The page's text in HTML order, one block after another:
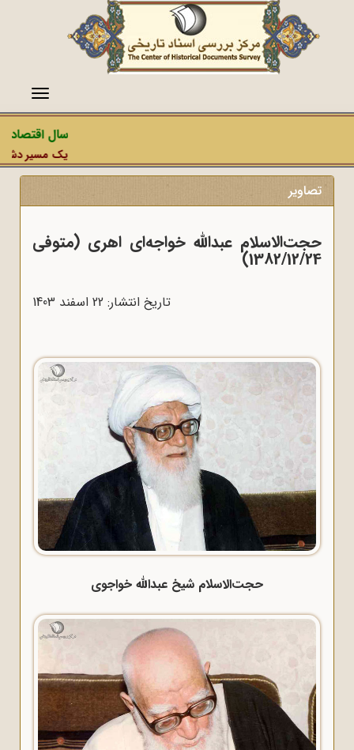
منو
سال اقتصاد
یک مسیر
تصاویر
حجت‌الاسلام عبدالله خواجه‌ای اهری (متوفی
1382/12/24)
تاریخ انتشار: 22 اسفند 1403
حجت‌الاسلام شیخ عبدالله خواجوی